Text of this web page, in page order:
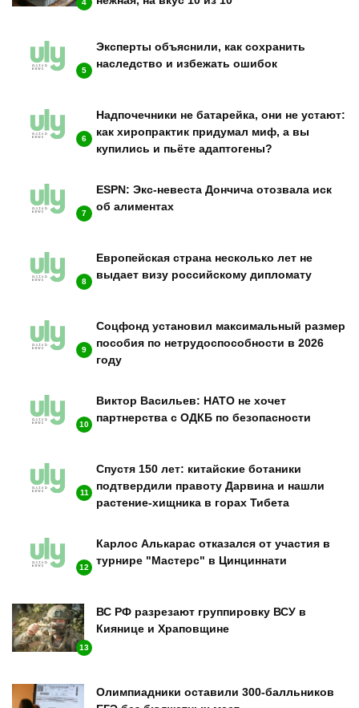
5
Эксперты объяснили, как сохранить
наследство и избежать ошибок
6
Надпочечники не батарейка, они не устают:
как хиропрактик придумал миф, а вы
купились и пьёте адаптогены?
7
ESPN: Экс-невеста Дончича отозвала иск
об алиментах
8
Европейская страна несколько лет не
выдает визу российскому дипломату
9
Соцфонд установил максимальный размер
пособия по нетрудоспособности в 2026
году
10
Виктор Васильев: НАТО не хочет
партнерства с ОДКБ по безопасности
11
Спустя 150 лет: китайские ботаники
подтвердили правоту Дарвина и нашли
растение-хищника в горах Тибета
12
Карлос Алькарас отказался от участия в
турнире "Мастерс" в Цинциннати
13
ВС РФ разрезают группировку ВСУ в
Киянице и Храповщине
Олимпиадники оставили 300-балльников